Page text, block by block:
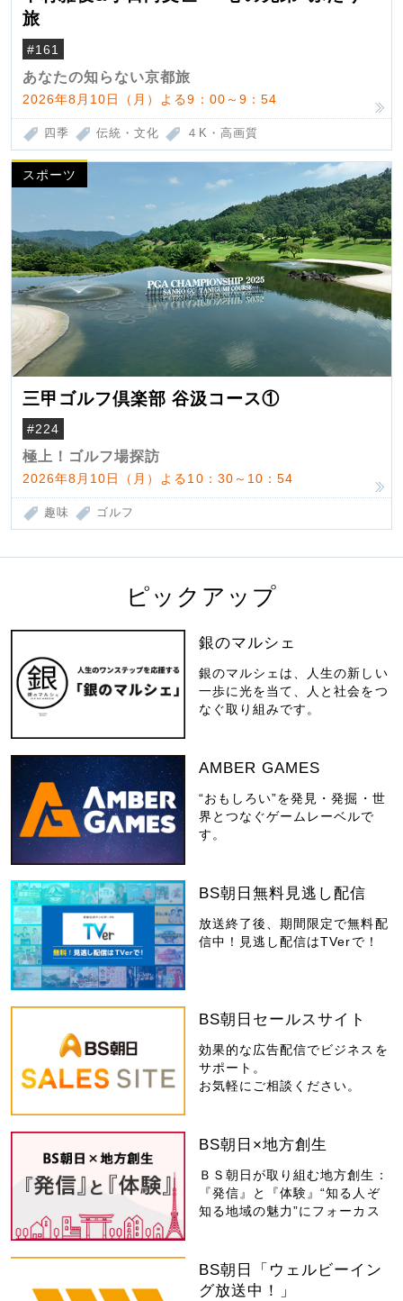
旅
#161
あなたの知らない京都旅
2026年8月10日（月）よる9：00～9：54
四季 伝統・文化 ４K・高画質
スポーツ
三甲ゴルフ倶楽部 谷汲コース①
#224
極上！ゴルフ場探訪
2026年8月10日（月）よる10：30～10：54
趣味 ゴルフ
ピックアップ
銀のマルシェ
銀のマルシェは、人生の新しい
一歩に光を当て、人と社会をつ
なぐ取り組みです。
AMBER GAMES
“おもしろい”を発見・発掘・世
界とつなぐゲームレーベルで
す。
BS朝日無料見逃し配信
放送終了後、期間限定で無料配
信中！見逃し配信はTVerで！
BS朝日セールスサイト
効果的な広告配信でビジネスを
サポート。
お気軽にご相談ください。
BS朝日×地方創生
ＢＳ朝日が取り組む地方創生：
『発信』と『体験』“知る人ぞ
知る地域の魅力”にフォーカス
BS朝日「ウェルビーイン
グ放送中！」